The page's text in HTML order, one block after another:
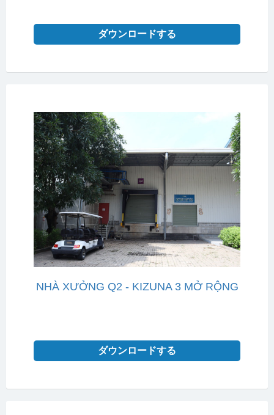
ダウンロードする
NHÀ XƯỞNG Q2 - KIZUNA 3 MỞ RỘNG
ダウンロードする